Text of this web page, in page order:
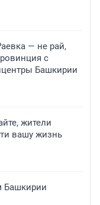
— не рай,
с
Башкирии
жители
вашу жизнь
Башкирии